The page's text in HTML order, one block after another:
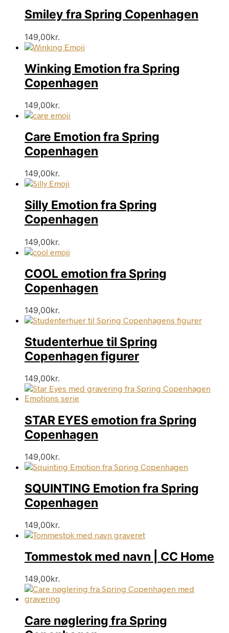
Smiley fra Spring Copenhagen
149,00kr.
Winking Emotion fra Spring
Copenhagen
149,00kr.
Care Emotion fra Spring
Copenhagen
149,00kr.
Silly Emotion fra Spring
Copenhagen
149,00kr.
COOL emotion fra Spring
Copenhagen
149,00kr.
Studenterhue til Spring
Copenhagen figurer
149,00kr.
vare
har
varianter.
Mulighederne
kan
varesiden
STAR EYES emotion fra Spring
Copenhagen
149,00kr.
SQUINTING Emotion fra Spring
Copenhagen
149,00kr.
Tommestok med navn | CC Home
149,00kr.
Care nøglering fra Spring